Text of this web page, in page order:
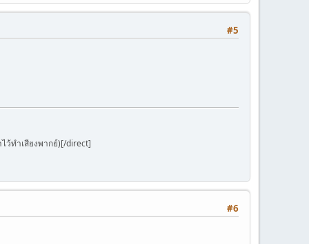
#5
ว้ทำเสียงพากย์)[/direct]
#6